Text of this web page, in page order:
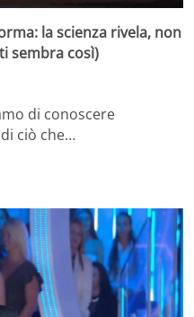
la scienza rivela, non
sembra così)
di conoscere
ciò che…